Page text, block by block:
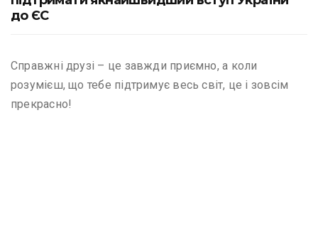
до ЄС
Справжні друзі – це завжди приємно, а коли
розумієш, що тебе підтримує весь світ, це і зовсім
прекрасно!